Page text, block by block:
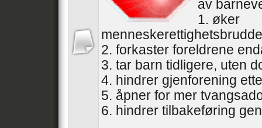
av
1. øker
2. forkaster foreldrene
3. tar barn tidligere, uten
4. hindrer gjenforening
5. åpner for mer
6. hindrer tilbakeføring